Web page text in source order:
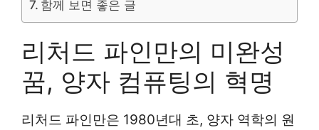
함께 보면 좋은 글
리처드 파인만의 미완성
꿈, 양자 컴퓨팅의 혁명
리처드 파인만은 1980년대 초, 양자 역학의 원